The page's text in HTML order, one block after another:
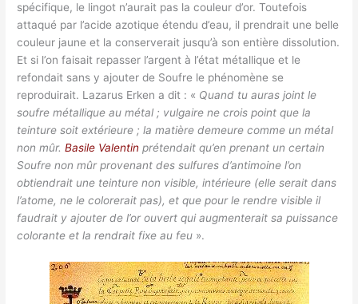
spécifique, le lingot n’aurait pas la couleur d’or. Toutefois
attaqué par l’acide azotique étendu d’eau, il prendrait une belle
couleur jaune et la conserverait jusqu’à son entière dissolution.
Et si l’on faisait repasser l’argent à l’état métallique et le
refondait sans y ajouter de Soufre le phénomène se
reproduirait. Lazarus Erken a dit : « Quand tu auras joint le
soufre métallique au métal ; vulgaire ne crois point que la
teinture soit extérieure ; la matière demeure comme un métal
non mûr.Basile Valentin prétendait qu’en prenant un certain
Soufre non mûr provenant des sulfures d’antimoine l’on
obtiendrait une teinture non visible, intérieure (elle serait dans
l’atome, ne le colorerait pas), et que pour le rendre visible il
faudrait y ajouter de l’or ouvert qui augmenterait sa puissance
colorante et la rendrait fixe au feu ».